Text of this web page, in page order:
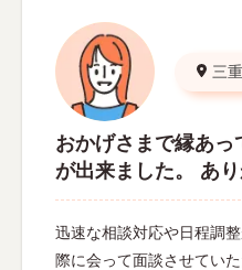
三
おかげさまで縁あっ
が出来ました。 あ
迅速な相談対応や日程調
際に会って面談させてい